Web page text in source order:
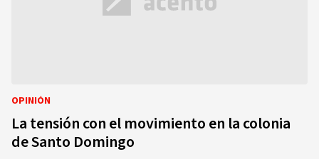
OPINIÓN
La tensión con el movimiento en la colonia
de Santo Domingo